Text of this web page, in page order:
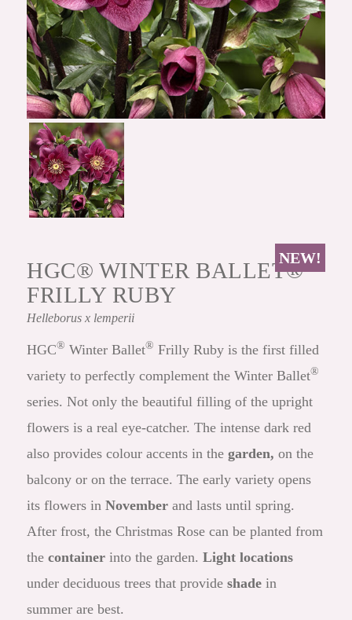
HGC® WINTER BALLET®
FRILLY RUBY
Helleborusx lemperii
NEW!
HGC® Winter Ballet® Frilly Ruby is the first filled
variety to perfectly complement the Winter Ballet®
series. Not only the beautiful filling of the upright
flowers is a real eye-catcher. The intense dark red
also provides colour accents in thegarden, on the
balcony or on the terrace. The early variety opens
its flowers inNovember and lasts until spring.
After frost, the Christmas Rose can be planted from
thecontainer into the garden.Light locations
under deciduous trees that provide shade in
summer are best.